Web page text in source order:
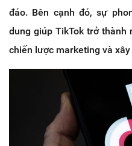
đáo. Bên cạnh đó, sự
dung giúp TikTok trở thành
chiến lược marketing và